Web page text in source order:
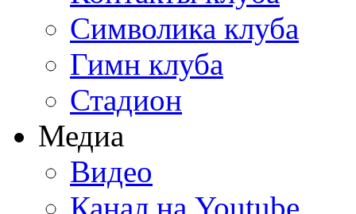
Символика клуба
Гимн клуба
Стадион
Медиа
Видео